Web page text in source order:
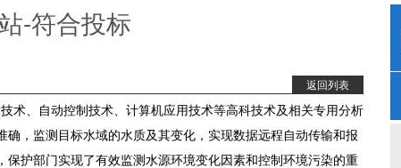
-符合投标
返回列表
、自动控制技术、计算机应用技术等高科技术及相关专用分析
，监测目标水域的水质及其变化，实现数据远程自动传输和报
护部门实现了有效监测水源环境变化因素和控制环境污染的重